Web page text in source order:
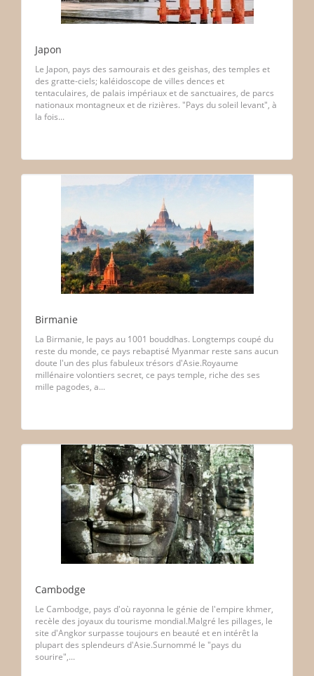
Japon
Le Japon, pays des samourais et des geishas, des temples et
des gratte-ciels; kaléidoscope de villes dences et
tentaculaires, de palais impériaux et de sanctuaires, de parcs
nationaux montagneux et de rizières. "Pays du soleil levant", à
la fois...
Birmanie
La Birmanie, le pays au 1001 bouddhas. Longtemps coupé du
reste du monde, ce pays rebaptisé Myanmar reste sans aucun
doute l'un des plus fabuleux trésors d'Asie.Royaume
millénaire volontiers secret, ce pays temple, riche des ses
mille pagodes, a...
Cambodge
Le Cambodge, pays d'où rayonna le génie de l'empire khmer,
recèle des joyaux du tourisme mondial.Malgré les pillages, le
site d'Angkor surpasse toujours en beauté et en intérêt la
plupart des splendeurs d'Asie.Surnommé le "pays du
sourire",...